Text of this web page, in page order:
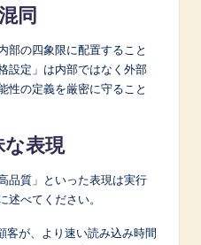
同
部の四象限に配置すること
設定」は内部ではなく外部
性の定義を厳密に守ること
表現
品質」といった表現は実行
述べてください。
客が、より速い読み込み時間